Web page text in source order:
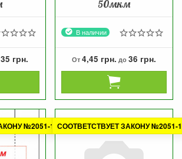
35 грн.
50мкм
В наличии
От 4,45 грн. до 36 грн.
№2051-1 СООТВЕТСТВУЕТ ЗАКОНУ №2051-1